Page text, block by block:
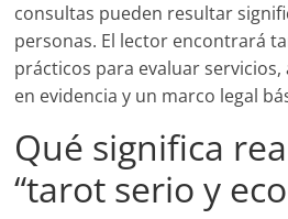
consultas pueden resultar
personas. El lector encontrará
prácticos para evaluar
en evidencia y un marco legal
Qué significa
“tarot serio y